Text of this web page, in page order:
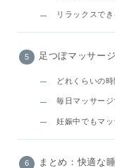
リラックスで
足つぼマッサー
どれくらいの
毎日マッサー
妊娠中でもマ
まとめ：快適な